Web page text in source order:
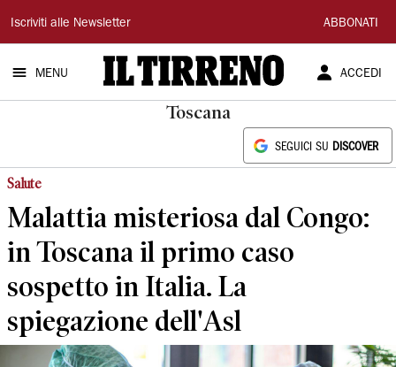
Il
Tirreno
Iscriviti alle Newsletter ABBONATI
MENU ACCEDI
Toscana
SEGUICI SU DISCOVER
Salute
Malattia misteriosa dal Congo:
in Toscana il primo caso
sospetto in Italia. La
spiegazione dell'Asl